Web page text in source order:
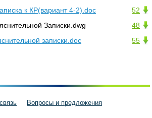
52
к КР(вариант 4-2).doc
48
Записки.dwg
55
записки.doc
Вопросы и предложения